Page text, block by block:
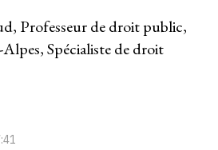
Professeur de droit public,
Spécialiste de droit